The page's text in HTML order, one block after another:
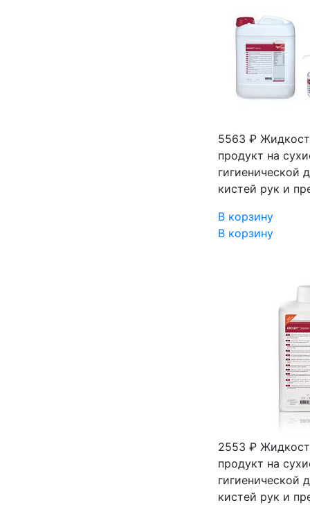
5563 ₽
продукт на
гигиенической
кистей рук и
В корзину
В корзину
2553 ₽
продукт на
гигиенической
кистей рук и